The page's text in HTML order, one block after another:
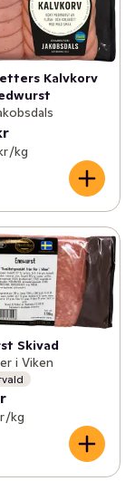
Kalvkorv
/kg
Skivad
i Viken
/kg